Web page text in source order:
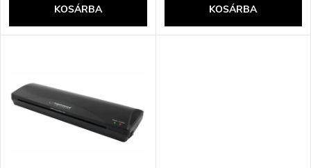
n
d
e
l
s
KOSÁRBA KOSÁRBA